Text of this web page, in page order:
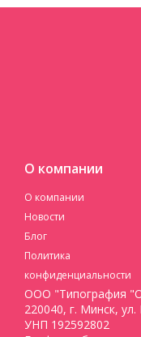
О компании
О компании
Новости
Блог
Политика
конфиденциальности
ООО "Типография
220040, г. Минск,
УНП 192592802